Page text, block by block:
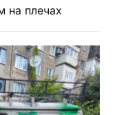
на плечах